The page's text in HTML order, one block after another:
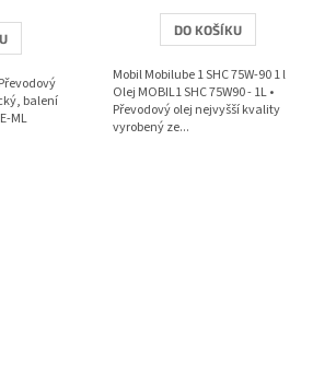
balení
ML
DO KOŠÍKU
Mobil Mobilube 1 SHC 75W-90 1 l
Olej MOBIL1 SHC 75W90 - 1L •
Převodový olej nejvyšší kvality
vyrobený ze...